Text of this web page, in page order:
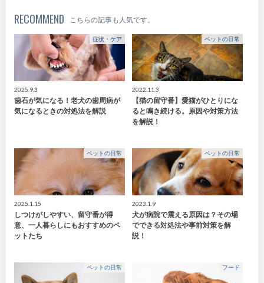
RECOMMEND こちらの記事も人気です。
症状・ケア
2025.9.3
歯石が気になる！老犬の歯周病が
気になるときの対処法を解説
ペットの日常
2022.11.3
【猫の留守番】愛猫がひとりにな
ると鳴き続ける。原因や対策方法
を解説！
ペットの日常
2025.1.15
しつけがしやすい、留守番が得
意、一人暮らしにもおすすめのペ
ットたち
ペットの日常
2023.1.9
犬が病院で震える原因は？その場
でできる対処法や事前対策を解
説！
ペットの日常 フード